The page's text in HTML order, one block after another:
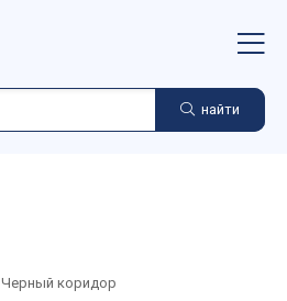
найти
Черный коридор